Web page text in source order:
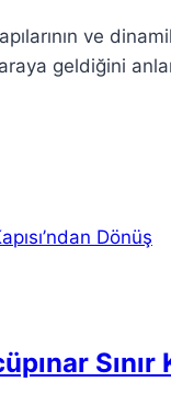
ve
geldiğini
Sınır